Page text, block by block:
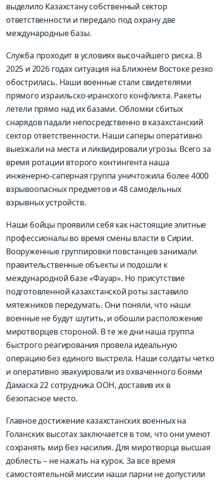
выделило Казахстану собственный сектор
ответственности и передало под охрану две
международные базы.
Служба проходит в условиях высочайшего риска. В
2025 и 2026 годах ситуация на Ближнем Востоке резко
обострилась. Наши военные стали свидетелями
прямого израильско-иранского конфликта. Ракеты
летели прямо над их базами. Обломки сбитых
снарядов падали непосредственно в казахстанский
сектор ответственности. Наши саперы оперативно
выезжали на места и ликвидировали угрозы. Всего за
время ротации второго контингента наша
инженерно-саперная группа уничтожила более 4000
взрывоопасных предметов и 48 самодельных
взрывных устройств.
Наши бойцы проявили себя как настоящие элитные
профессионалы во время смены власти в Сирии.
Вооруженные группировки повстанцев занимали
правительственные объекты и подошли к
международной базе «Фауар». Но присутствие
подготовленной казахстанской роты заставило
мятежников передумать. Они поняли, что наши
военные не будут шутить, и обошли расположение
миротворцев стороной. В те же дни наша группа
быстрого реагирования провела идеальную
операцию без единого выстрела. Наши солдаты четко
и оперативно эвакуировали из охваченного боями
Дамаска 22 сотрудника ООН, доставив их в
безопасное место.
Главное достижение казахстанских военных на
Голанских высотах заключается в том, что они умеют
сохранять мир без насилия. Для миротворца высшая
доблесть – не нажать на курок. За все время
самостоятельной миссии наши парни не допустили